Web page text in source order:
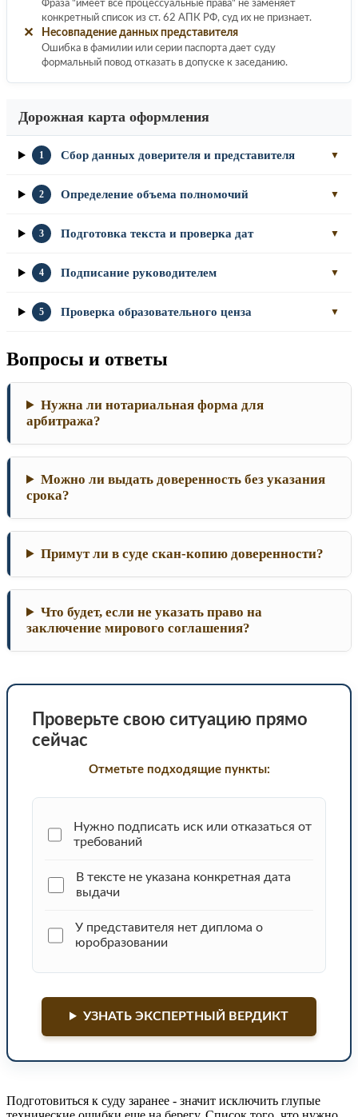
Фраза "имеет все процессуальные права" не заменяет
конкретный список из ст. 62 АПК РФ, суд их не признает.
✕ Несовпадение данных представителя
Ошибка в фамилии или серии паспорта дает суду
формальный повод отказать в допуске к заседанию.
Дорожная карта оформления
1 Сбор данных доверителя и представителя ▼
2 Определение объема полномочий ▼
3 Подготовка текста и проверка дат ▼
4 Подписание руководителем ▼
5 Проверка образовательного ценза ▼
Вопросы и ответы
Нужна ли нотариальная форма для
арбитража?
Можно ли выдать доверенность без указания
срока?
Примут ли в суде скан-копию доверенности?
Что будет, если не указать право на
заключение мирового соглашения?
Проверьте свою ситуацию прямо
сейчас
Отметьте подходящие пункты:
Нужно подписать иск или отказаться от
требований
В тексте не указана конкретная дата
выдачи
У представителя нет диплома о
юробразовании
УЗНАТЬ ЭКСПЕРТНЫЙ ВЕРДИКТ
Подготовиться к суду заранее - значит исключить глупые